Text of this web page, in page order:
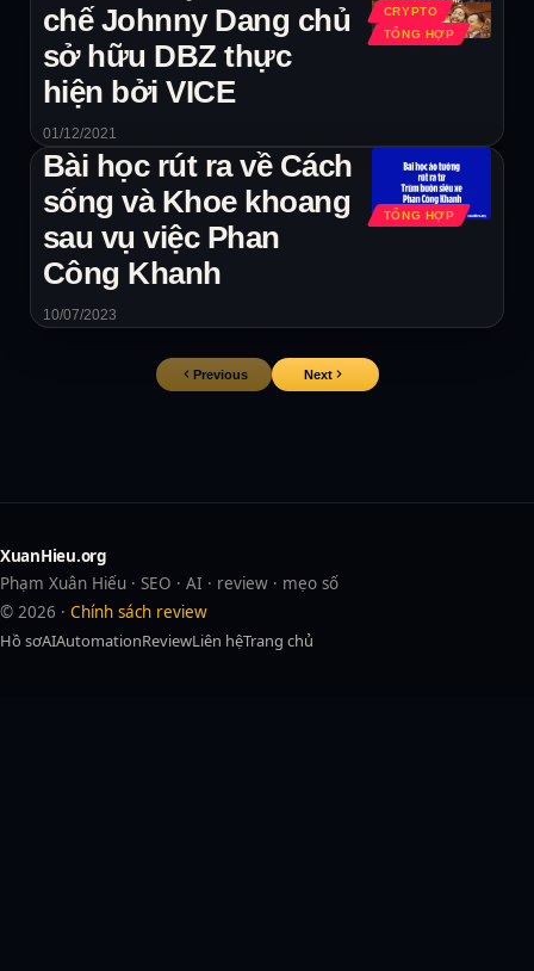
CRYPTO
TỔNG HỢP
chế Johnny Dang chủ
sở hữu DBZ thực
hiện bởi VICE
01/12/2021
TỔNG HỢP
Bài học rút ra về Cách
sống và Khoe khoang
sau vụ việc Phan
Công Khanh
10/07/2023
Previous Next
XuanHieu.org
Phạm Xuân Hiếu · SEO · AI · review · mẹo số
© 2026 · Chính sách review
Hồ sơAIAutomationReviewLiên hệTrang chủ